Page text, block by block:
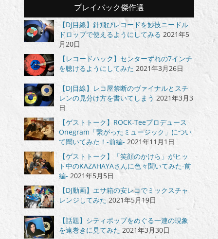
プレイバック傑作選
【DJ目線】針飛びレコードを妙技ニードル
ドロップで使えるようにしてみる 2021年5
月20日
【レコードハック】センターずれの7インチ
を聴けるようにしてみた 2021年3月26日
【DJ目線】レコ屋禁断のヴァイナルとスチ
レンの見分け方を書いてしまう 2021年3月3
日
【ゲストトーク】ROCK-Teeプロデュース
Onegram「繋がったミュージック」につい
て聞いてみた！-前編- 2021年11月1日
【ゲストトーク】「笑顔のかけら」がヒッ
ト中のKAZAHAYAさんに色々聞いてみた-前
編- 2021年5月5日
【DJ動画】エサ箱の安レコでミックスチャ
レンジしてみた 2021年5月19日
【話題】シティポップをめぐる一連の現象
を遠巻きに見てみた 2021年3月30日